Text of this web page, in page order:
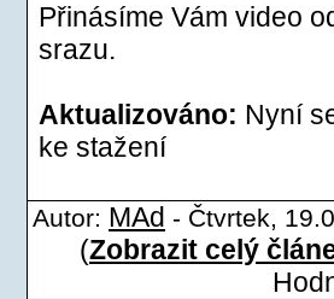
Přinásíme Vám video
srazu.
Aktualizováno: Nyní
ke stažení
Autor: MAd - Čtvrtek,
(Zobrazit celý